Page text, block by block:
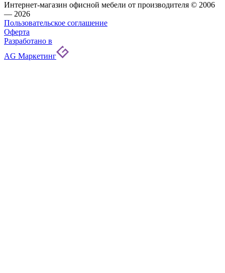
Интернет-магазин офисной мебели от производителя © 2006
— 2026
Пользовательское соглашение
Оферта
Разработано в
AG Маркетинг